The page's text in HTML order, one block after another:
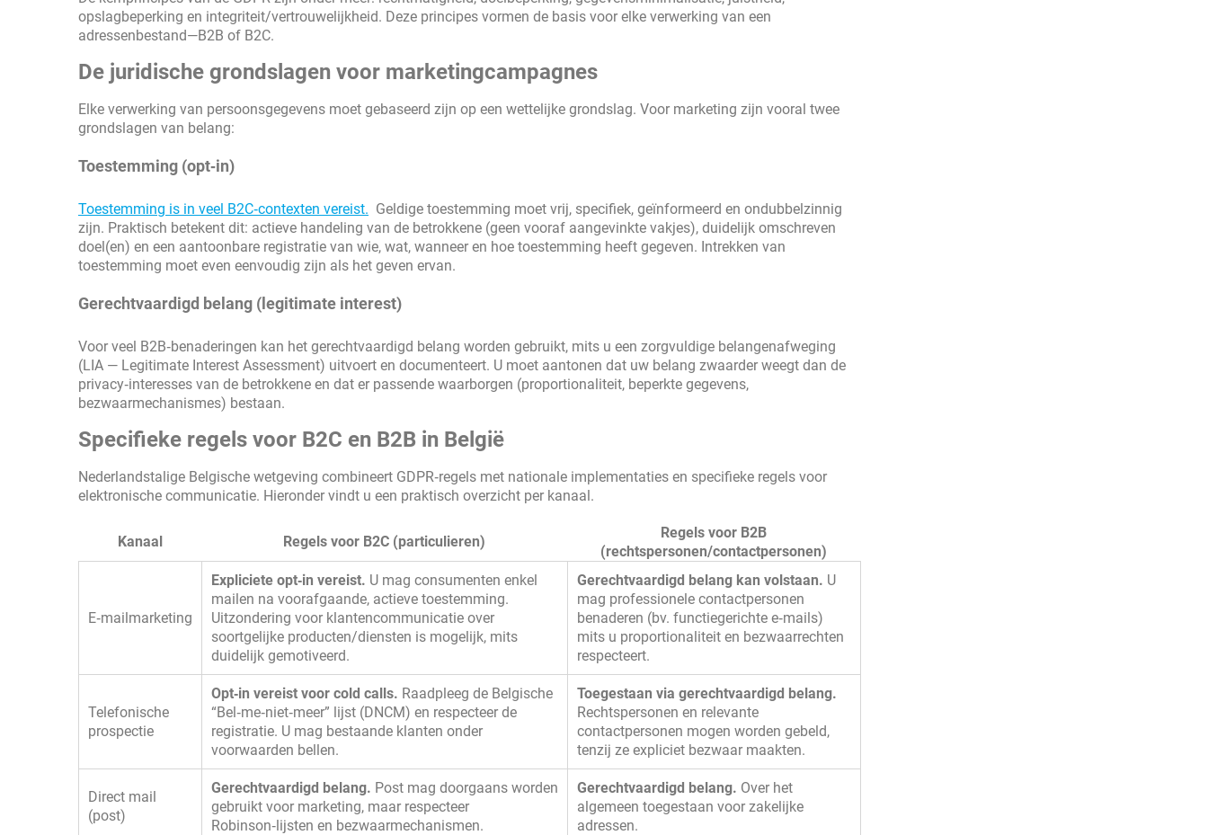
opslagbeperking en integriteit/vertrouwelijkheid. Deze principes vormen de basis voor elke verwerking van een
adressenbestand—B2B of B2C.
De juridische grondslagen voor marketingcampagnes
Elke verwerking van persoonsgegevens moet gebaseerd zijn op een wettelijke grondslag. Voor marketing zijn vooral twee
grondslagen van belang:
Toestemming (opt‑in)
Toestemming is in veel B2C‑contexten vereist. Geldige toestemming moet vrij, specifiek, geïnformeerd en ondubbelzinnig
zijn. Praktisch betekent dit: actieve handeling van de betrokkene (geen vooraf aangevinkte vakjes), duidelijk omschreven
doel(en) en een aantoonbare registratie van wie, wat, wanneer en hoe toestemming heeft gegeven. Intrekken van
toestemming moet even eenvoudig zijn als het geven ervan.
Gerechtvaardigd belang (legitimate interest)
Voor veel B2B‑benaderingen kan het gerechtvaardigd belang worden gebruikt, mits u een zorgvuldige belangenafweging
(LIA — Legitimate Interest Assessment) uitvoert en documenteert. U moet aantonen dat uw belang zwaarder weegt dan de
privacy‑interesses van de betrokkene en dat er passende waarborgen (proportionaliteit, beperkte gegevens,
bezwaarmechanismes) bestaan.
Specifieke regels voor B2C en B2B in België
Nederlandstalige Belgische wetgeving combineert GDPR‑regels met nationale implementaties en specifieke regels voor
elektronische communicatie. Hieronder vindt u een praktisch overzicht per kanaal.
Kanaal Regels voor B2C (particulieren)
Regels voor B2B
(rechtspersonen/contactpersonen)
E‑mailmarketing
Expliciete opt‑in vereist. U mag consumenten enkel
mailen na voorafgaande, actieve toestemming.
Uitzondering voor klantencommunicatie over
soortgelijke producten/diensten is mogelijk, mits
duidelijk gemotiveerd.
Gerechtvaardigd belang kan volstaan. U
mag professionele contactpersonen
benaderen (bv. functiegerichte e‑mails)
mits u proportionaliteit en bezwaarrechten
respecteert.
Telefonische
prospectie
Opt‑in vereist voor cold calls. Raadpleeg de Belgische
“Bel‑me‑niet‑meer” lijst (DNCM) en respecteer de
registratie. U mag bestaande klanten onder
voorwaarden bellen.
Toegestaan via gerechtvaardigd belang.
Rechtspersonen en relevante
contactpersonen mogen worden gebeld,
tenzij ze expliciet bezwaar maakten.
Direct mail
(post)
Gerechtvaardigd belang. Post mag doorgaans worden
gebruikt voor marketing, maar respecteer
Robinson‑lijsten en bezwaarmechanismen.
Gerechtvaardigd belang. Over het
algemeen toegestaan voor zakelijke
adressen.